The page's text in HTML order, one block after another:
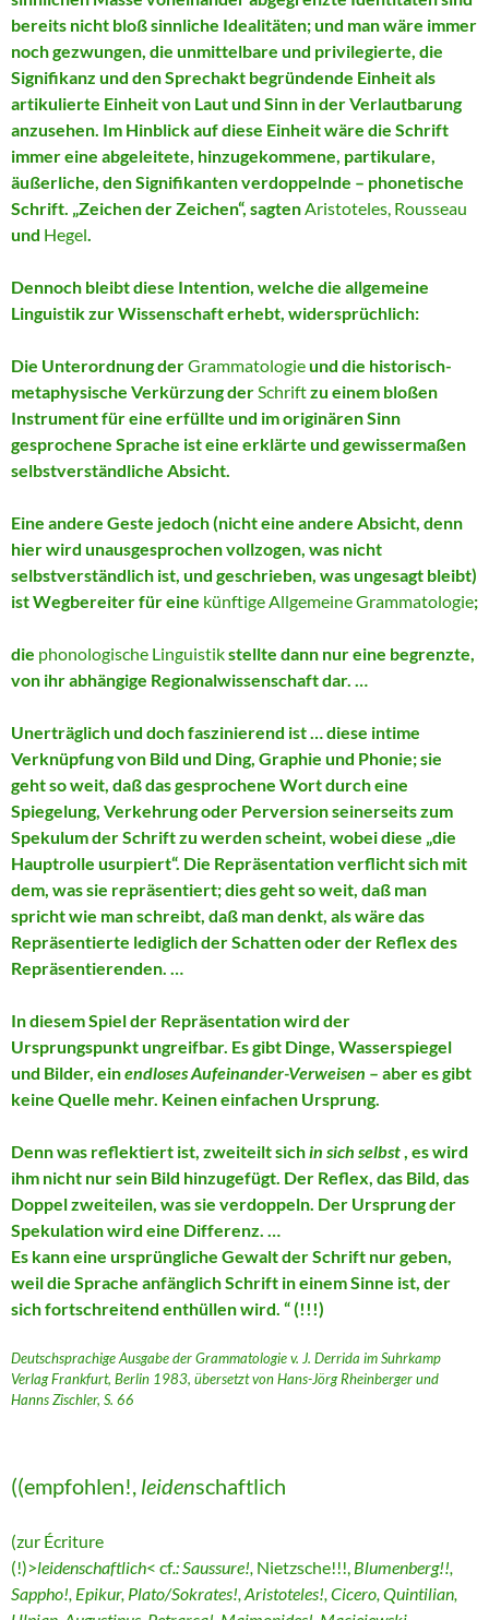
bereits nicht bloß sinnliche Idealitäten; und man wäre immer
noch gezwungen, die unmittelbare und privilegierte, die
Signifikanz und den Sprechakt begründende Einheit als
artikulierte Einheit von Laut und Sinn in der Verlautbarung
anzusehen. Im Hinblick auf diese Einheit wäre die Schrift
immer eine abgeleitete, hinzugekommene, partikulare,
äußerliche, den Signifikanten verdoppelnde – phonetische
Schrift. „Zeichen der Zeichen“, sagtenAristoteles, Rousseau
und Hegel.
Dennoch bleibt diese Intention, welche die allgemeine
Linguistik zur Wissenschaft erhebt, widersprüchlich:
Die Unterordnung derGrammatologieund die historisch-
metaphysische Verkürzung derSchriftzu einem bloßen
Instrument für eine erfüllte und im originären Sinn
gesprochene Sprache ist eine erklärte und gewissermaßen
selbstverständliche Absicht.
Eine andere Geste jedoch (nicht eine andere Absicht, denn
hier wird unausgesprochen vollzogen, was nicht
selbstverständlich ist, und geschrieben, was ungesagt bleibt)
ist Wegbereiter für eine künftige Allgemeine Grammatologie;
die phonologische Linguistikstellte dann nur eine begrenzte,
von ihr abhängige Regionalwissenschaft dar. …
Unerträglich und doch faszinierend ist … diese intime
Verknüpfung von Bild und Ding, Graphie und Phonie; sie
geht so weit, daß das gesprochene Wort durch eine
Spiegelung, Verkehrung oder Perversion seinerseits zum
Spekulum der Schrift zu werden scheint, wobei diese „die
Hauptrolle usurpiert“. Die Repräsentation verflicht sich mit
dem, was sie repräsentiert; dies geht so weit, daß man
spricht wie man schreibt, daß man denkt, als wäre das
Repräsentierte lediglich der Schatten oder der Reflex des
Repräsentierenden. …
In diesem Spiel der Repräsentation wird der
Ursprungspunkt ungreifbar. Es gibt Dinge, Wasserspiegel
und Bilder, einendloses Aufeinander-Verweisen – aber es gibt
keine Quelle mehr. Keinen einfachen Ursprung.
Denn was reflektiert ist, zweiteilt sichin sich selbst, es wird
ihm nicht nur sein Bild hinzugefügt. Der Reflex, das Bild, das
Doppel zweiteilen, was sie verdoppeln. Der Ursprung der
Spekulation wird eine Differenz. …
Es kann eine ursprüngliche Gewalt der Schrift nur geben,
weil die Sprache anfänglich Schrift in einem Sinne ist, der
sich fortschreitend enthüllen wird. “ (!!!)
Deutschsprachige Ausgabe der Grammatologie v. J. Derrida im Suhrkamp
Verlag Frankfurt, Berlin 1983, übersetzt von Hans-Jörg Rheinberger und
Hanns Zischler, S. 66
((empfohlen!, leidenschaftlich
(zur Écriture
(!)>leidenschaftlich< cf.: Saussure!, Nietzsche!!!, Blumenberg!!,
Sappho!, Epikur, Plato/Sokrates!, Aristoteles!, Cicero, Quintilian,